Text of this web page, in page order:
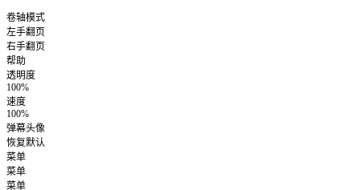
卷轴模式
左手翻页
右手翻页
帮助
透明度
100%
速度
100%
弹幕头像
恢复默认
菜单
菜单
菜单